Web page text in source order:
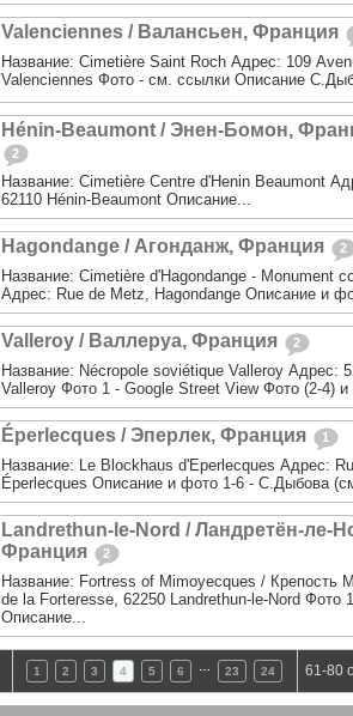
Valenciennes / Валансьен, Франция
Название: Cimetière Saint Roch Адрес: 109
Valenciennes Фото - см. ссылки Описание
Hénin-Beaumont / Энен-Бомон,
2
Название: Cimetière Centre d'Henin Beaumont
62110 Hénin-Beaumont Описание...
Hagondange / Агонданж, Франция 2
Название: Cimetière d'Hagondange - Monument
Адрес: Rue de Metz, Hagondange Описание и
Valleroy / Валлеруа, Франция 2
Название: Nécropole soviétique Valleroy Адрес:
Valleroy Фото 1 - Google Street View Фото (2-4) и
Éperlecques / Эперлек, Франция 1
Название: Le Blockhaus d'Eperlecques Адрес:
Éperlecques Описание и фото 1-6 - С.Дыбова
Landrethun-le-Nord / Ландретён-ле-
Франция
2
Название: Fortress of Mimoyecques / Крепость
de la Forteresse, 62250 Landrethun-le-Nord Фото
Описание...
1 2 3 4 5 6 23 24 61-80